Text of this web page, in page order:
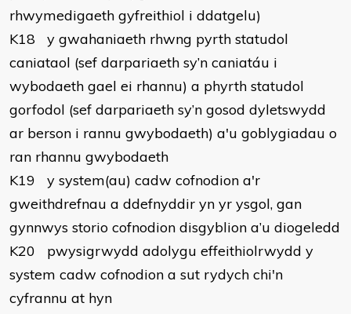
rhwymedigaeth gyfreithiol i ddatgelu)
K18 y gwahaniaeth rhwng pyrth statudol
caniataol (sef darpariaeth sy’n caniatáu i
wybodaeth gael ei rhannu) a phyrth statudol
gorfodol (sef darpariaeth sy’n gosod dyletswydd
ar berson i rannu gwybodaeth) a'u goblygiadau o
ran rhannu gwybodaeth
K19 y system(au) cadw cofnodion a'r
gweithdrefnau a ddefnyddir yn yr ysgol, gan
gynnwys storio cofnodion disgyblion a’u diogeledd
K20 pwysigrwydd adolygu effeithiolrwydd y
system cadw cofnodion a sut rydych chi'n
cyfrannu at hyn